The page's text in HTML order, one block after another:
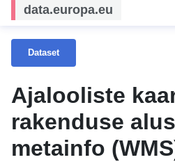
data.europa.eu
Dataset
Ajalooliste
rakenduse
metainfo